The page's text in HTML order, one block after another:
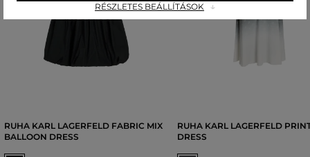
RUHA KARL LAGERFELD FABRIC MIX
BALLOON DRESS
RUHA KARL LAGERFELD
DRESS
RÉSZLETES BEÁLLÍTÁSOK